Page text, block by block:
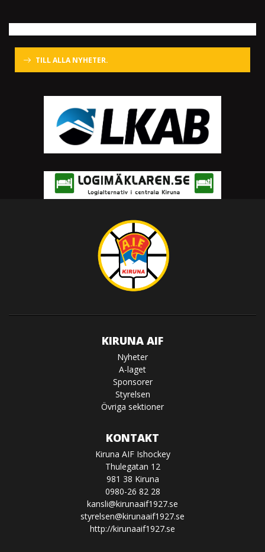
TILL ALLA NYHETER.
KIRUNA AIF
Nyheter
A-laget
Sponsorer
Styrelsen
Övriga sektioner
KONTAKT
Kiruna AIF Ishockey
Thulegatan 12
981 38 Kiruna
0980-26 82 28
kansli@kirunaaif1927.se
styrelsen@kirunaaif1927.se
http://kirunaaif1927.se